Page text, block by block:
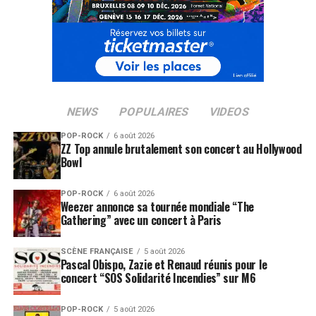
LES ALBUMS DE FLORENT PAGNY SONT DISPONIBLES
ICI
FLORENT PAGNY
NELLY FURTADO
NEWS POPULAIRES VIDEOS
POP-ROCK 6 août 2026
ZZ Top annule brutalement son concert au Hollywood
Bowl
POP-ROCK 6 août 2026
Weezer annonce sa tournée mondiale “The
Gathering” avec un concert à Paris
SCÈNE FRANÇAISE 5 août 2026
Pascal Obispo, Zazie et Renaud réunis pour le
concert “SOS Solidarité Incendies” sur M6
POP-ROCK 5 août 2026